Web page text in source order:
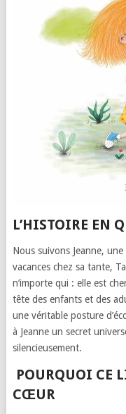
L’HISTOIRE EN
Nous suivons Jeanne,
vacances chez sa tante,
n’importe qui : elle est
tête des enfants et des
une véritable posture
à Jeanne un secret
silencieusement.
POURQUOI CE
CŒUR